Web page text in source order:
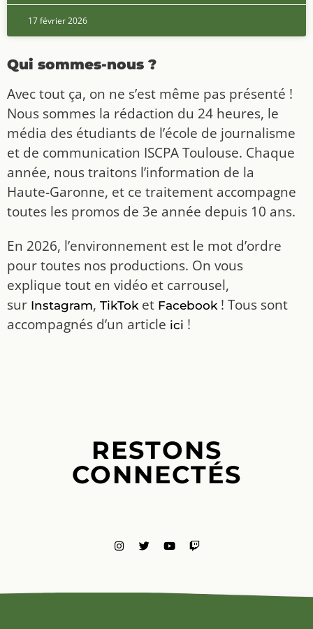
17 février 2026
Qui sommes-nous ?
Avec tout ça, on ne s’est même pas présenté !
Nous sommes la rédaction du 24 heures, le
média des étudiants de l’école de journalisme
et de communication ISCPA Toulouse. Chaque
année, nous traitons l’information de la
Haute-Garonne, et ce traitement accompagne
toutes les promos de 3e année depuis 10 ans.
En 2026, l’environnement est le mot d’ordre
pour toutes nos productions. On vous
explique tout en vidéo et carrousel,
sur Instagram, TikToket Facebook! Tous sont
accompagnés d’un article ici !
RESTONS
CONNECTÉS